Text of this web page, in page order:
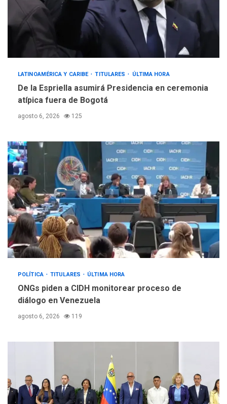
INTERNACIONALES ÚLTIMA HORA
Hiroshima 81 años de la
debacle atómica. Japón
debate principios no
nucleares
ÚLTIMA HORA
Trump vuelve intenta
nuevamente limitar
LATINOAMÉRICA Y CARIBE TITULARES ÚLTIMA HORA
De la Espriella asumirá Presidencia en ceremonia
atípica fuera de Bogotá
agosto 6, 2026 125
POLÍTICA TITULARES ÚLTIMA HORA
ONGs piden a CIDH monitorear proceso de
diálogo en Venezuela
agosto 6, 2026 119